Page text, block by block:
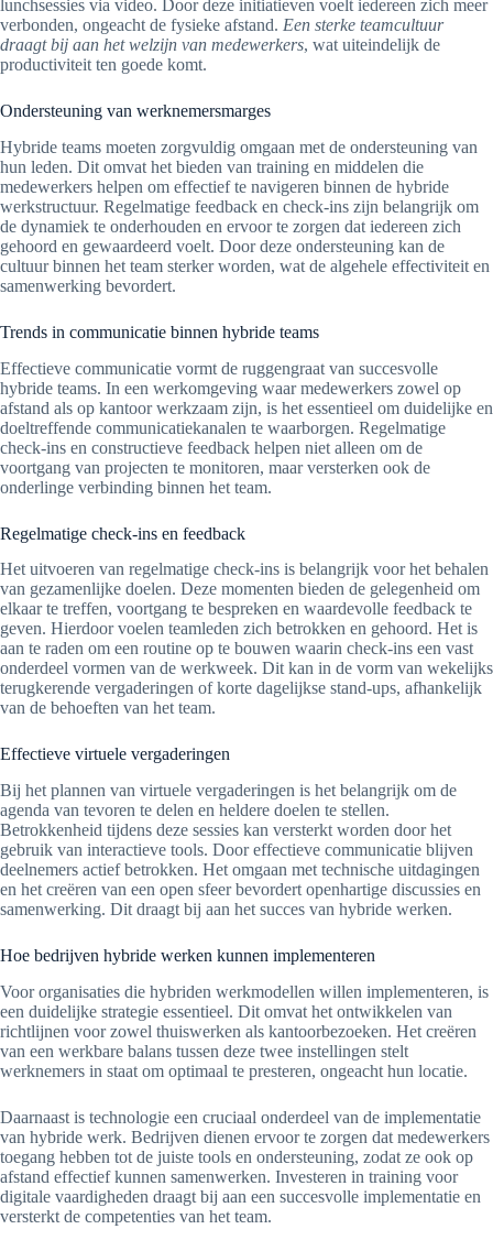
lunchsessies via video. Door deze initiatieven voelt iedereen zich meer
verbonden, ongeacht de fysieke afstand. Een sterke teamcultuur
draagt bij aan het welzijn van medewerkers, wat uiteindelijk de
productiviteit ten goede komt.
Ondersteuning van werknemersmarges
Hybride teams moeten zorgvuldig omgaan met de ondersteuning van
hun leden. Dit omvat het bieden van training en middelen die
medewerkers helpen om effectief te navigeren binnen de hybride
werkstructuur. Regelmatige feedback en check-ins zijn belangrijk om
de dynamiek te onderhouden en ervoor te zorgen dat iedereen zich
gehoord en gewaardeerd voelt. Door deze ondersteuning kan de
cultuur binnen het team sterker worden, wat de algehele effectiviteit en
samenwerking bevordert.
Trends in communicatie binnen hybride teams
Effectieve communicatie vormt de ruggengraat van succesvolle
hybride teams. In een werkomgeving waar medewerkers zowel op
afstand als op kantoor werkzaam zijn, is het essentieel om duidelijke en
doeltreffende communicatiekanalen te waarborgen. Regelmatige
check-ins en constructieve feedback helpen niet alleen om de
voortgang van projecten te monitoren, maar versterken ook de
onderlinge verbinding binnen het team.
Regelmatige check-ins en feedback
Het uitvoeren van regelmatige check-ins is belangrijk voor het behalen
van gezamenlijke doelen. Deze momenten bieden de gelegenheid om
elkaar te treffen, voortgang te bespreken en waardevolle feedback te
geven. Hierdoor voelen teamleden zich betrokken en gehoord. Het is
aan te raden om een routine op te bouwen waarin check-ins een vast
onderdeel vormen van de werkweek. Dit kan in de vorm van wekelijks
terugkerende vergaderingen of korte dagelijkse stand-ups, afhankelijk
van de behoeften van het team.
Effectieve virtuele vergaderingen
Bij het plannen van virtuele vergaderingen is het belangrijk om de
agenda van tevoren te delen en heldere doelen te stellen.
Betrokkenheid tijdens deze sessies kan versterkt worden door het
gebruik van interactieve tools. Door effectieve communicatie blijven
deelnemers actief betrokken. Het omgaan met technische uitdagingen
en het creëren van een open sfeer bevordert openhartige discussies en
samenwerking. Dit draagt bij aan het succes van hybride werken.
Hoe bedrijven hybride werken kunnen implementeren
Voor organisaties die hybriden werkmodellen willen implementeren, is
een duidelijke strategie essentieel. Dit omvat het ontwikkelen van
richtlijnen voor zowel thuiswerken als kantoorbezoeken. Het creëren
van een werkbare balans tussen deze twee instellingen stelt
werknemers in staat om optimaal te presteren, ongeacht hun locatie.
Daarnaast is technologie een cruciaal onderdeel van de implementatie
van hybride werk. Bedrijven dienen ervoor te zorgen dat medewerkers
toegang hebben tot de juiste tools en ondersteuning, zodat ze ook op
afstand effectief kunnen samenwerken. Investeren in training voor
digitale vaardigheden draagt bij aan een succesvolle implementatie en
versterkt de competenties van het team.